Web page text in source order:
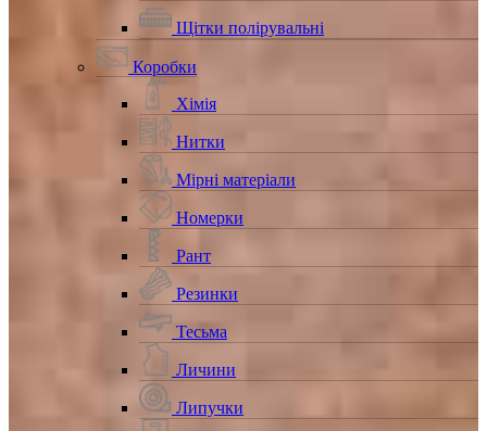
Щітки полірувальні
Коробки
Хімія
Нитки
Мірні матеріали
Номерки
Рант
Резинки
Тесьма
Личини
Липучки